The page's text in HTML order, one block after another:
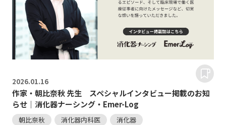
2026.01.16
作家・朝比奈秋 先生 スペシャルインタビュー掲載のお知
らせ｜消化器ナーシング・Emer-Log
朝比奈秋 消化器内科医
消化器